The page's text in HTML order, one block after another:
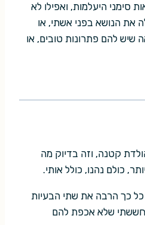
היעלמות, ואפילו לא
את הנושא בפני אשתי, או
שיש להם פתרונות טובים, או
קטנה, וזה בדיוק מה
כולם נהנו, כולל אותי.
כל כך הרבה את שתי הבעיות
חששתי שלא אכפת להם